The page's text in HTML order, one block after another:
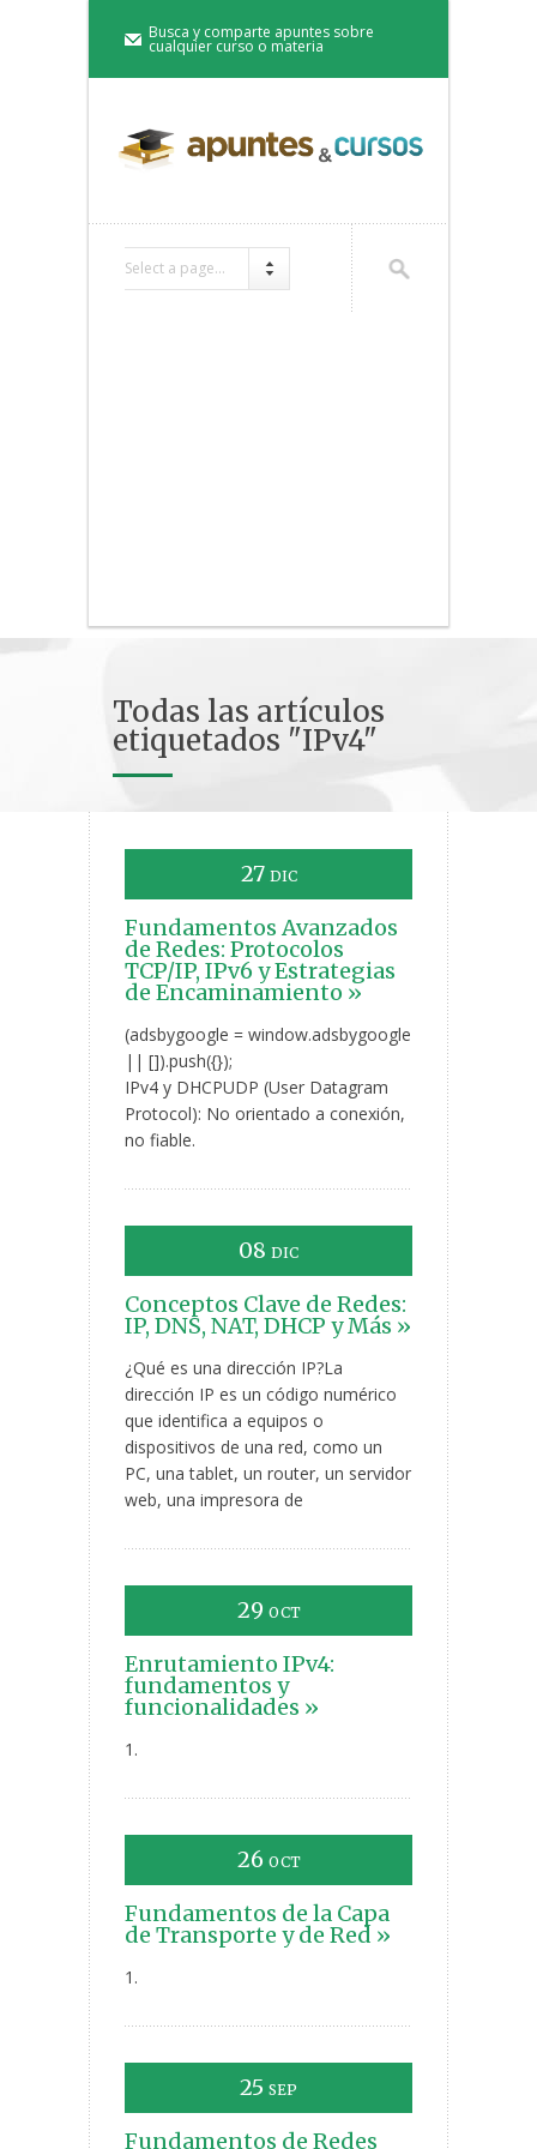
Busca y comparte apuntes sobre
cualquier curso o materia
Select a page...
Todas las artículos
etiquetados "IPv4"
27 DIC
Fundamentos Avanzados
de Redes: Protocolos
TCP/IP, IPv6 y Estrategias
de Encaminamiento »
(adsbygoogle = window.adsbygoogle
|| []).push({});
IPv4 y DHCPUDP (User Datagram
Protocol): No orientado a conexión,
no fiable.
08 DIC
Conceptos Clave de Redes:
IP, DNS, NAT, DHCP y Más »
¿Qué es una dirección IP?La
dirección IP es un código numérico
que identifica a equipos o
dispositivos de una red, como un
PC, una tablet, un router, un servidor
web, una impresora de
29 OCT
Enrutamiento IPv4:
fundamentos y
funcionalidades »
1.
26 OCT
Fundamentos de la Capa
de Transporte y de Red »
1.
25 SEP
Fundamentos de Redes